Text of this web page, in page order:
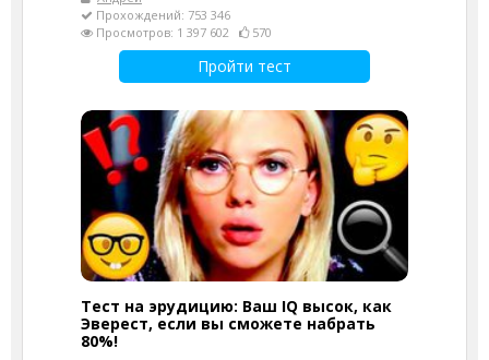
Прохождений: 753 346
Просмотров: 1 397 602
570
Пройти тест
Тест на эрудицию: Ваш IQ высок, как
Эверест, если вы сможете набрать
80%!